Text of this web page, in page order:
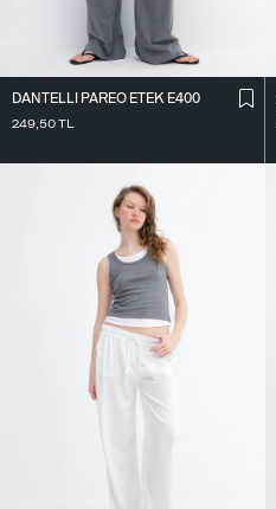
DANTELLI PAREO ETEK E400
249,50TL